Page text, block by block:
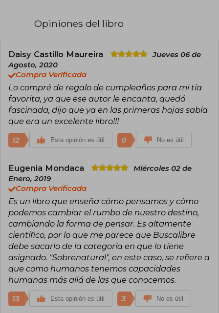
Hoy viaja por todo el mundo enseñando a la
vida más sana y feliz. Joe Dispenza, que se dio a
conocer a raíz de su aparición en el premiado
documental “¿Y tú qué sabes?”, es autor de los
superventas “Deja de ser tú” y “El placebo eres
tú”.
Opiniones del libro
Daisy Castillo Maureira
Jueves 06 de
Agosto, 2020
Compra Verificada
Lo compré de regalo de cumpleaños para mi tía
favorita, ya que ese autor le encanta, quedó
fascinada, dijo que ya en las primeras hojas sabía
que era un excelente libro!!!
12 Esta opinión es útil 0 No es útil
Eugenia Mondaca
Miércoles 02 de
Enero, 2019
Compra Verificada
Es un libro que enseña cómo pensamos y cómo
podemos cambiar el rumbo de nuestro destino,
cambiando la forma de pensar. Es altamente
científico, por lo que me parece que Buscalibre
debe sacarlo de la categoría en que lo tiene
asignado. "Sobrenatural", en este caso, se refiere a
que como humanos tenemos capacidades
humanas más allá de las que conocemos.
13 Esta opinión es útil 3 No es útil